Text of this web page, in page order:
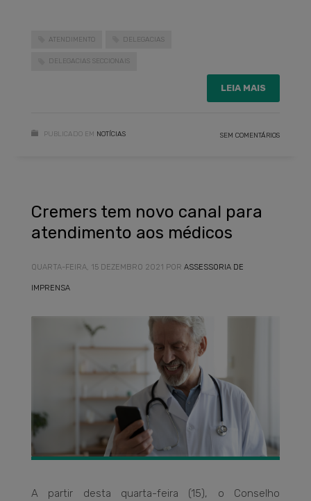
ATENDIMENTO DELEGACIAS
DELEGACIAS SECCIONAIS
LEIA MAIS
PUBLICADO EM NOTÍCIAS SEM COMENTÁRIOS
Cremers tem novo canal para
atendimento aos médicos
QUARTA-FEIRA, 15 DEZEMBRO 2021 POR ASSESSORIA DE
IMPRENSA
A partir desta quarta-feira (15), o Conselho